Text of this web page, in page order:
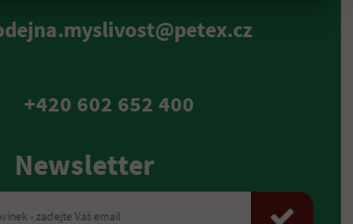
+420 602 652 400
Newsletter